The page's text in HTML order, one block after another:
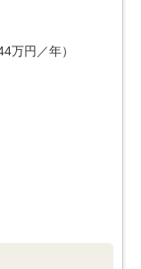
万円／年）